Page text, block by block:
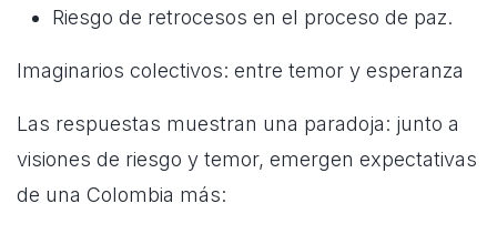
Riesgo de retrocesos en el proceso de paz.
Imaginarios colectivos: entre temor y esperanza
Las respuestas muestran una paradoja: junto a
visiones de riesgo y temor, emergen expectativas
de una Colombia más: